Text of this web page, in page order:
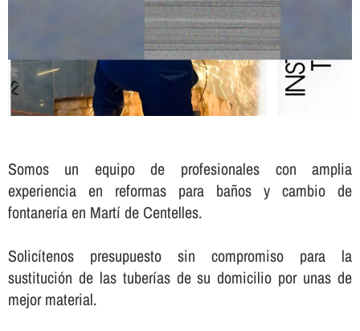
Somos un equipo de profesionales con amplia
experiencia en reformas para baños y cambio de
fontanerí­a en Martí de Centelles.
Solicí­tenos presupuesto sin compromiso para la
sustitución de las tuberí­as de su domicilio por unas de
mejor material.